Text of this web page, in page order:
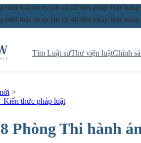
lưới luật sư uy tín và dữ liệu pháp luật
lưới luật sư uy tín và dữ liệu pháp luật
Tìm Luật sưThư viện luậtChính
>
Kiến thức pháp luật
Phòng Thi hành